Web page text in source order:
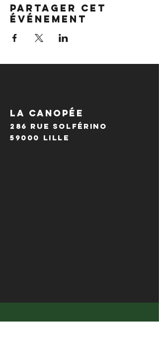
Partager cet
événement
LA CANOPÉE
286 Rue Solférino
59000 Lille